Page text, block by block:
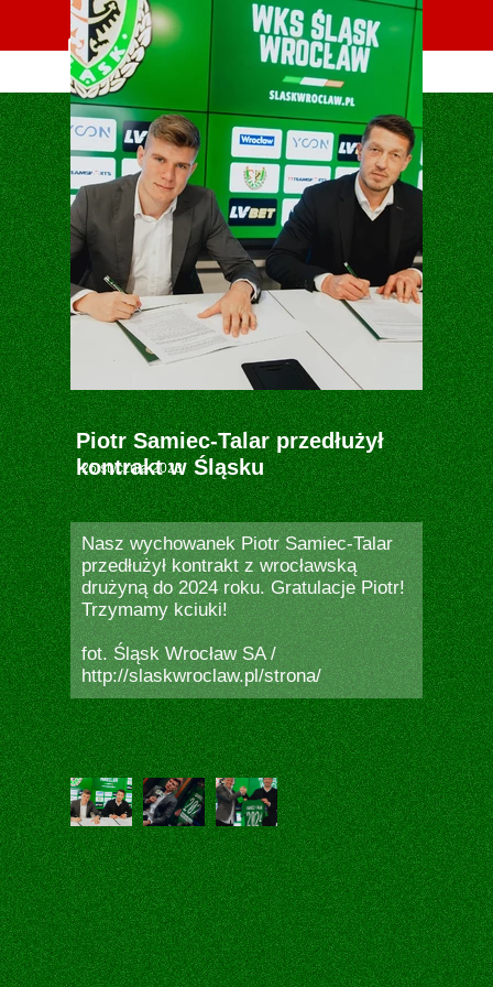
Nasz wychowanek Piotr Samiec-Talar
przedłużył kontrakt z wrocławską
drużyną do 2024 roku. Gratulacje Piotr!
Trzymamy kciuki!
fot. Śląsk Wrocław SA /
http://slaskwroclaw.pl/strona/
26 stycznia 2023
Piotr Samiec-Talar przedłużył
kontrakt w Śląsku
Oficjalna strona MLKS POLONIA Środa Śląska